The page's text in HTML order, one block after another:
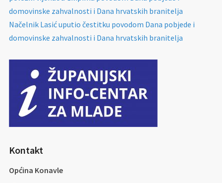
domovinske zahvalnosti i Dana hrvatskih branitelja
Načelnik Lasić uputio čestitku povodom Dana pobjede i
domovinske zahvalnosti i Dana hrvatskih branitelja
Kontakt
Općina Konavle